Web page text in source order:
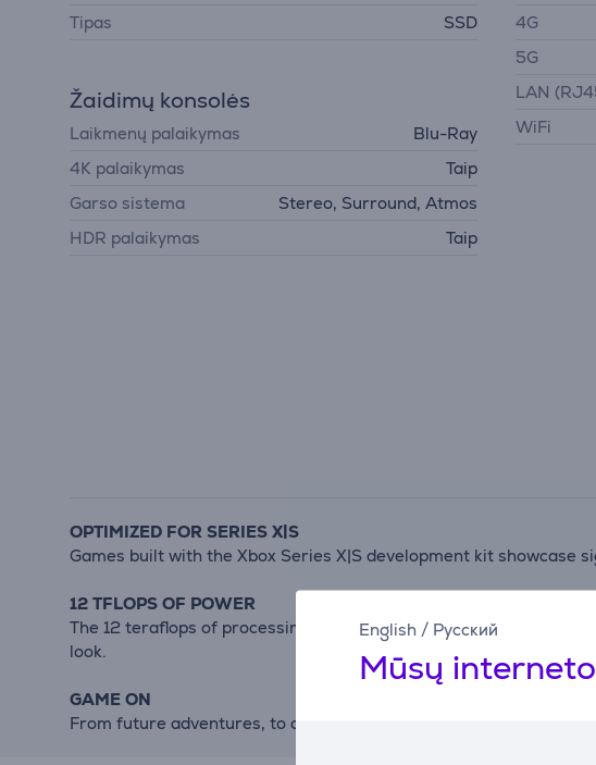
English / Русский
Mūsų
Tipas
SSD
Žaidimų konsolės
Laikmenų palaikymas
Blu-Ray
4K palaikymas
Taip
Garso sistema
Stereo, Surround, Atmos
HDR palaikymas
Taip
4G
5G
LAN
WiFi
OPTIMIZED FOR SERIES X|S
Games built with the Xbox Series X|S development kit showcase
12 TFLOPS OF POWER
The 12 teraflops of processing power housed in the system on a
look.
GAME ON
From future adventures, to current obsessions, to classic titles,